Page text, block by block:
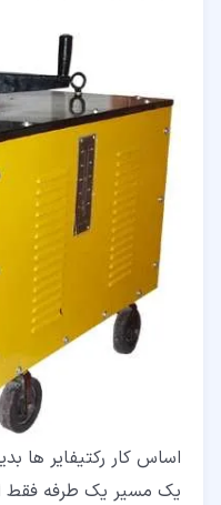
اساس کار رکتیفایر ها
یک مسیر یک طرفه فقط